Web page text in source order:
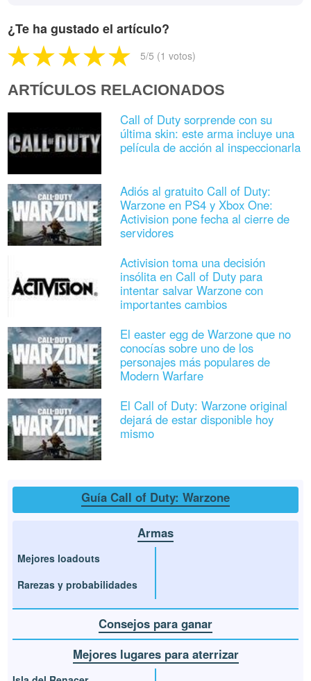
¿Te ha gustado el artículo?
5/5 (1 votos)
ARTÍCULOS RELACIONADOS
Call of Duty sorprende con su
última skin: este arma incluye una
película de acción al inspeccionarla
Adiós al gratuito Call of Duty:
Warzone en PS4 y Xbox One:
Activision pone fecha al cierre de
servidores
Activision toma una decisión
insólita en Call of Duty para
intentar salvar Warzone con
importantes cambios
El easter egg de Warzone que no
conocías sobre uno de los
personajes más populares de
Modern Warfare
El Call of Duty: Warzone original
dejará de estar disponible hoy
mismo
Guía Call of Duty: Warzone
Armas
Mejores loadouts
Rarezas y probabilidades
Consejos para ganar
Mejores lugares para aterrizar